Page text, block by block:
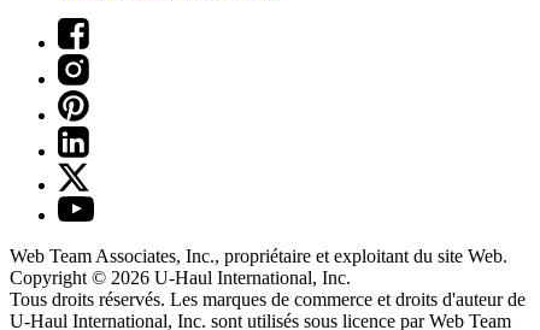
Web Team Associates, Inc., propriétaire et exploitant du site Web.
Copyright © 2026 U-Haul International, Inc.
Tous droits réservés. Les marques de commerce et droits d'auteur de
U-Haul International, Inc. sont utilisés sous licence par Web Team